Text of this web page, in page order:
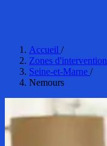
Accueil /
Zones d'intervention
Seine-et-Marne /
Nemours